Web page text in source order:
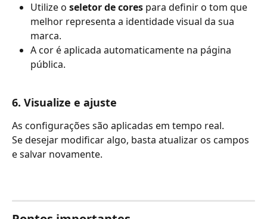
Utilize o seletor de cores para definir o tom que
melhor representa a identidade visual da sua
marca.
A cor é aplicada automaticamente na página
pública.
6. Visualize e ajuste
As configurações são aplicadas em tempo real.
Se desejar modificar algo, basta atualizar os campos
e salvar novamente.